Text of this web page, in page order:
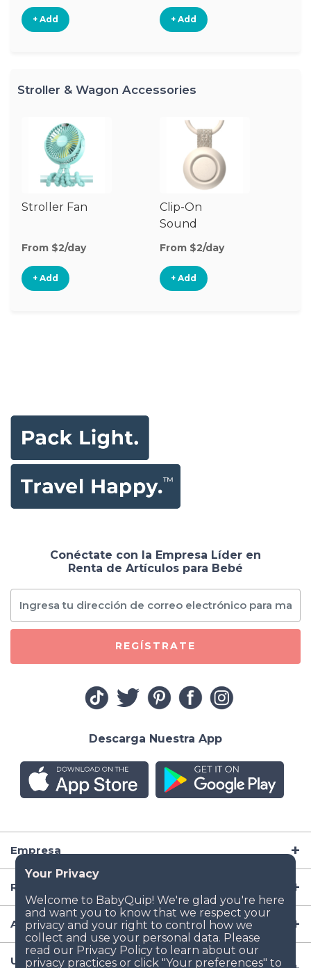
+ Add + Add
Stroller & Wagon Accessories
Stroller Fan
From $2/day
+ Add
Clip-On
Sound
Machine
From $2/day
+ Add
Empresa
Recursos
Artículos para Bebé
Ubicaciones Populares de Renta de Artículos para
Conéctate con la Empresa Líder en
Renta de Artículos para Bebé
REGÍSTRATE
Descarga Nuestra App